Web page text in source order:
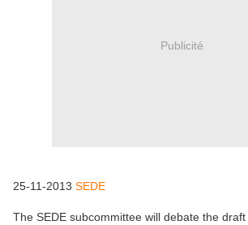
Publicité
25-11-2013 SEDE
The SEDE subcommittee will debate the